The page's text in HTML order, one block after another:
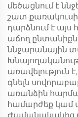
մեծացնում է
շատ քառակուսի
դարձնում է
աճող
ննջարանային
առավելություն
գնելն
առանձին
համարժեք կամ